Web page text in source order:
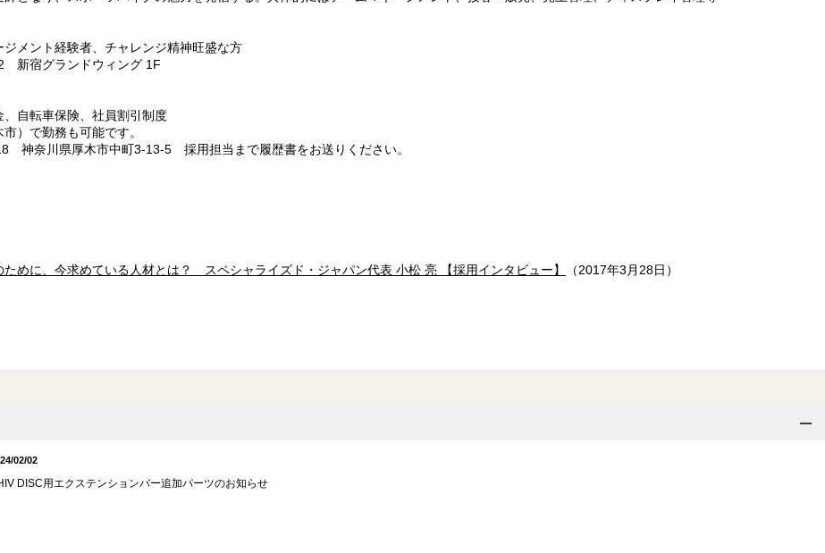
メント経験者、チャレンジ精神旺盛な方
新宿グランドウィング 1F
、自転車保険、社員割引制度
）で勤務も可能です。
神奈川県厚木市中町3-13-5 採用担当まで履歴書をお送りください。
めに、今求めている人材とは？ スペシャライズド・ジャパン代表 小松 亮 【採用インタビュー】
（2017年3月28日）
02/02
DISC用エクステンションバー追加パーツのお知らせ